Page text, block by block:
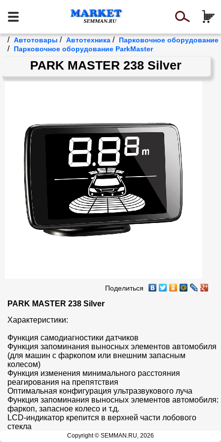
/ Автотовары / Автотехника / Парковочное оборудование
/ Парковочное оборудование ParkMaster
PARK MASTER 238 Silver
Поделиться
PARK MASTER 238 Silver
Характеристики:
Функция самодиагностики датчиков
Функция запоминания выносных элементов автомобиля
(для машин с фаркопом или внешним запасным
колесом)
Функция изменения минимального расстояния
реагирования на препятствия
Оптимальная конфигурация ультразвукового луча
Функция запоминания выносных элементов автомобиля:
фаркоп, запасное колесо и т.д.
LCD-индикатор крепится в верхней части лобового
стекла
Цифровая и графическая индикация
Copyright © SEMMAN.RU, 2026